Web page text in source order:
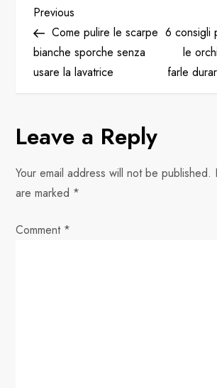
P
o
s
n
a
v
Previous
Post
Previous
Come pulire le scarpe
bianche sporche senza
usare la lavatrice
6 consigli
le
farle
Leave a Reply
Your email address will not be published.
are marked *
Comment *